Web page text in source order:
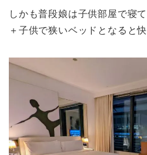
しかも普段娘は子供部屋で寝
＋子供で狭いベッドとなると